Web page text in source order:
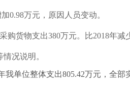
0.98万元，原因人员变动。
购货物支出380万元。比2018年减
况说明。
单位整体支出805.42万元，全部